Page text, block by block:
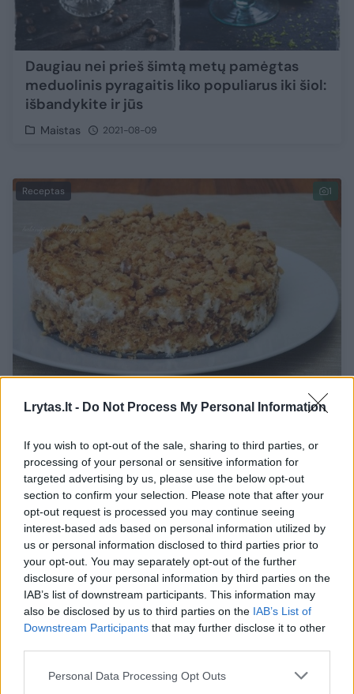
Lrytas.lt - Do Not Process My Personal Information
If you wish to opt-out of the sale, sharing to third parties, or
processing of your personal or sensitive information for
targeted advertising by us, please use the below opt-out
section to confirm your selection. Please note that after your
opt-out request is processed you may continue seeing
interest-based ads based on personal information utilized by
us or personal information disclosed to third parties prior to
your opt-out. You may separately opt-out of the further
disclosure of your personal information by third parties on the
IAB’s list of downstream participants. This information may
also be disclosed by us to third parties on the IAB’s List of
Downstream Participants that may further disclose it to other
Personal Data Processing Opt Outs
Daugiau nei prieš šimtą metų pamėgtas
meduolinis pyragaitis liko populiarus iki šiol:
išbandykite ir jūs
Maistas 2021-08-09
Receptas 1
Visų išgirtas bananų ir meduolių pyragas,
Maistas 2019-09-04
Receptas